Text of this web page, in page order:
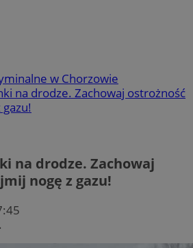
w Chorzowie
na drodze. Zachowaj ostrożność
na drodze. Zachowaj
nogę z gazu!